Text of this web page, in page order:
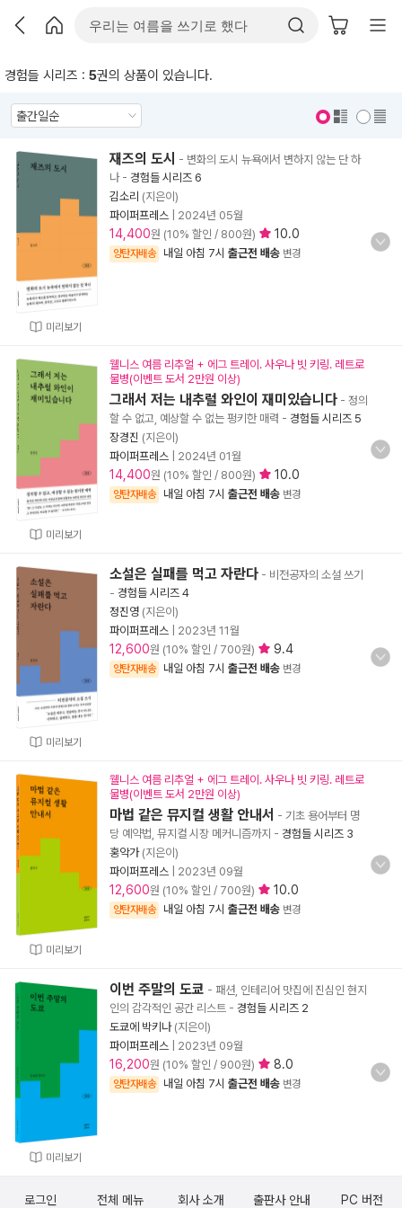
경험들 시리즈 : 5권의 상품이 있습니다.
미리보기
재즈의 도시 - 변화의 도시 뉴욕에서 변하지 않는 단 하
나- 경험들 시리즈 6
김소리 (지은이)
파이퍼프레스
2024년 05월
14,400원 (10% 할인 / 800원) 10.0
양탄자배송 내일 아침 7시 출근전 배송 변경
미리보기
웰니스 여름 리추얼 + 에그 트레이. 사우나 빗 키링. 레트로
물병(이벤트 도서 2만원 이상)
그래서 저는 내추럴 와인이 재미있습니다 - 정의
할 수 없고, 예상할 수 없는 펑키한 매력 - 경험들 시리즈 5
장경진 (지은이)
파이퍼프레스
2024년 01월
14,400원 (10% 할인 / 800원) 10.0
양탄자배송 내일 아침 7시 출근전 배송 변경
미리보기
소설은 실패를 먹고 자란다 - 비전공자의 소설 쓰기
- 경험들 시리즈 4
정진영 (지은이)
파이퍼프레스
2023년 11월
12,600원 (10% 할인 / 700원) 9.4
양탄자배송 내일 아침 7시 출근전 배송 변경
미리보기
웰니스 여름 리추얼 + 에그 트레이. 사우나 빗 키링. 레트로
물병(이벤트 도서 2만원 이상)
마법 같은 뮤지컬 생활 안내서 - 기초 용어부터 명
당 예약법, 뮤지컬 시장 메커니즘까지 - 경험들 시리즈 3
홍악가(지은이)
파이퍼프레스
2023년 09월
12,600원 (10% 할인 / 700원) 10.0
양탄자배송 내일 아침 7시 출근전 배송 변경
미리보기
이번 주말의 도쿄 - 패션, 인테리어 맛집에 진심인 현지
인의 감각적인 공간 리스트 - 경험들 시리즈 2
도쿄에 박키나(지은이)
파이퍼프레스
2023년 09월
16,200원 (10% 할인 / 900원) 8.0
양탄자배송 내일 아침 7시 출근전 배송 변경
로그인 전체 메뉴 회사 소개 출판사 안내 PC 버전